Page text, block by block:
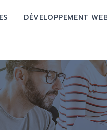
FOR OPÉRATIONS
DÉVELOPPEMENT
FOR À PROPOS